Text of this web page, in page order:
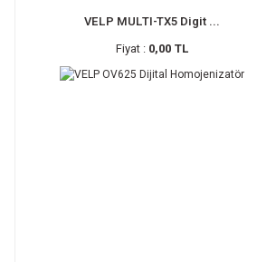
VELP MULTI-TX5 Digit ...
Fiyat : 0,00 TL